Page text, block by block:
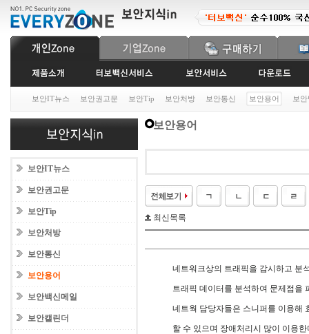
보안IT뉴스 보안권고문 보안Tip 보안처방 보안통신 보안용어 보
보안IT뉴스
보안권고문
보안Tip
보안처방
보안통신
보안용어
보안백신메일
보안캘린더
보안용어
최신목록
네트워크상의 트래픽을 감시하고 분
트래픽 데이터를 분석하여 문제점을
네트웍 담당자들은 스니퍼를 이용해
할 수 있으며 장애처리시 많이 이용한